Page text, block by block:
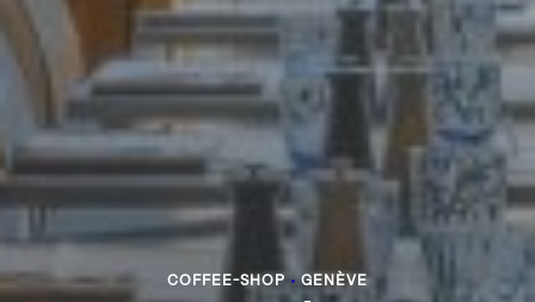
COFFEE-SHOP • GENÈVE